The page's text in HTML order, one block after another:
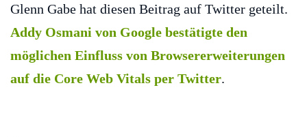
Glenn Gabe hat diesen Beitrag auf Twitter geteilt.
Addy Osmani von Google bestätigte den
möglichen Einfluss von Browsererweiterungen
auf die Core Web Vitals per Twitter.